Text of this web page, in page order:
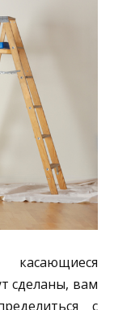
сделаны, вам
с